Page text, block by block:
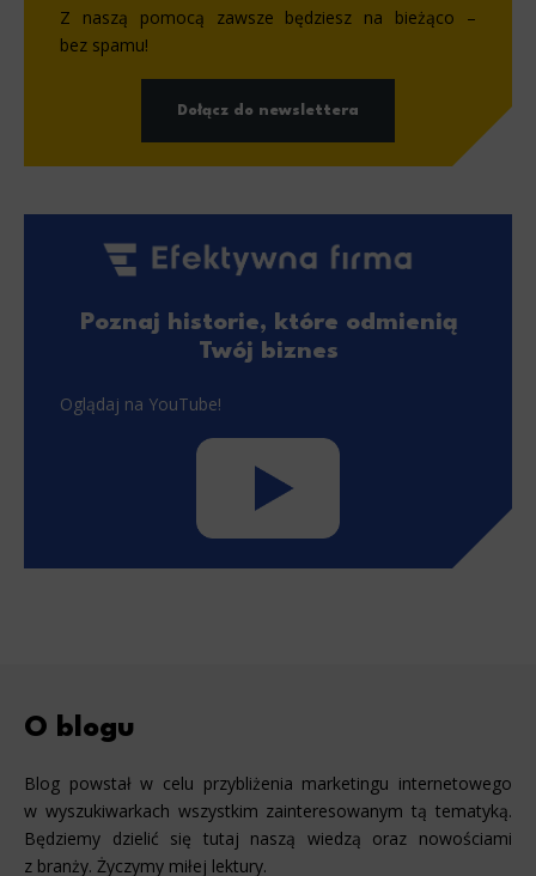
Z naszą pomocą zawsze będziesz na bieżąco –
bez spamu!
Dołącz do newslettera
Poznaj historie, które odmienią
Twój biznes
Oglądaj na YouTube!
O blogu
Blog powstał w celu przybliżenia marketingu internetowego
w wyszukiwarkach wszystkim zainteresowanym tą tematyką.
Będziemy dzielić się tutaj naszą wiedzą oraz nowościami
z branży. Życzymy miłej lektury.